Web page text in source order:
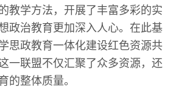
教学方法，开展了丰富多彩的实
政治教育更加深入人心。在此基
思政教育一体化建设红色资源共
一联盟不仅汇聚了众多资源，还
的整体质量。